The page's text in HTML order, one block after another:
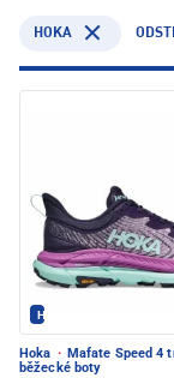
HOKA
Hoka - PEC POD SNĚŽKOU
Hoka · Mafate Speed 4
běžecké boty